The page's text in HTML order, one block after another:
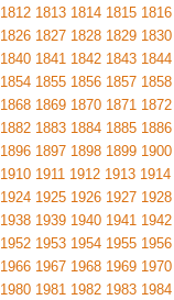
1812 1813 1814 1815 1816
1826 1827 1828 1829 1830
1840 1841 1842 1843 1844
1854 1855 1856 1857 1858
1868 1869 1870 1871 1872
1882 1883 1884 1885 1886
1896 1897 1898 1899 1900
1910 1911 1912 1913 1914
1924 1925 1926 1927 1928
1938 1939 1940 1941 1942
1952 1953 1954 1955 1956
1966 1967 1968 1969 1970
1980 1981 1982 1983 1984